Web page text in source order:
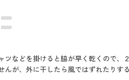
ツなどを掛けると脇が早く乾くので
んが、外に干したら風ではずれたり